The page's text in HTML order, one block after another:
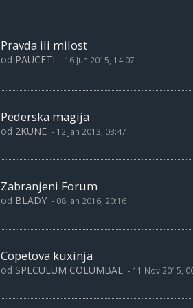
Pravda ili milost
od PAUCETI - 16 Jun 2015, 14:07
Pederska magija
od 2KUNE - 12 Jan 2013, 03:47
Zabranjeni Forum
od BLADY - 08 Jan 2016, 20:16
Copetova kuxinja
od SPECULUM COLUMBAE - 11 Nov 2015,